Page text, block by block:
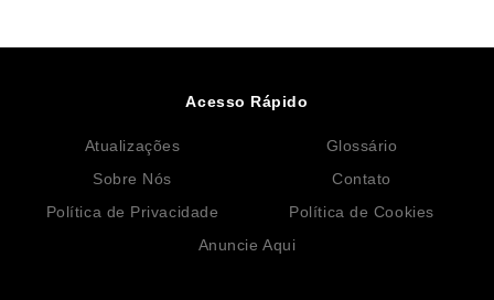
Acesso Rápido
Atualizações
Glossário
Sobre Nós
Contato
Política de Privacidade
Política de Cookies
Anuncie Aqui